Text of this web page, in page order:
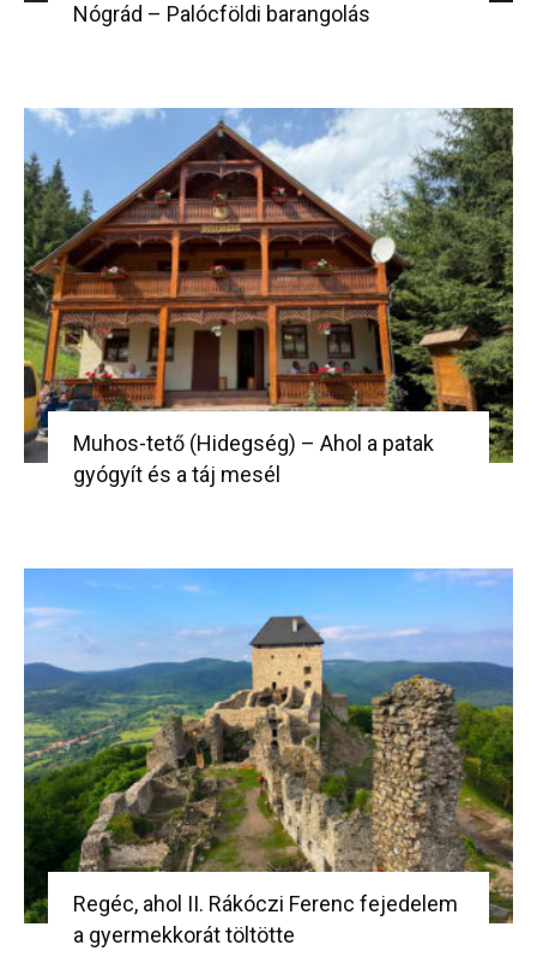
Nógrád – Palócföldi barangolás
Muhos-tető (Hidegség) – Ahol a patak
gyógyít és a táj mesél
Regéc, ahol II. Rákóczi Ferenc fejedelem
a gyermekkorát töltötte